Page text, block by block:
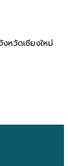
หวัดเชียงใหม่